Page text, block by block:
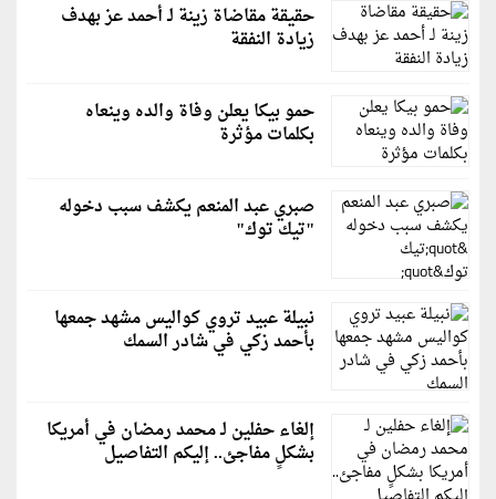
حقيقة مقاضاة زينة لـ أحمد عز بهدف
زيادة النفقة
حمو بيكا يعلن وفاة والده وينعاه
بكلمات مؤثرة
صبري عبد المنعم يكشف سبب دخوله
"تيك توك"
نبيلة عبيد تروي كواليس مشهد جمعها
بأحمد زكي في شادر السمك
إلغاء حفلين لـ محمد رمضان في أمريكا
بشكلٍ مفاجئ.. إليكم التفاصيل